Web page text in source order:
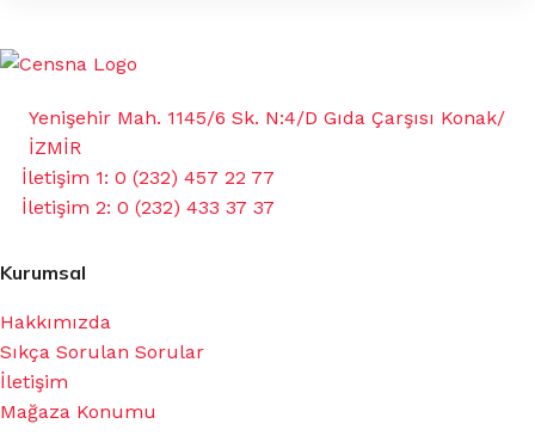
Yenişehir Mah. 1145/6 Sk. N:4/D Gıda Çarşısı Konak/
İZMİR
İletişim 1: 0 (232) 457 22 77
İletişim 2: 0 (232) 433 37 37
Kurumsal
Hakkımızda
Sıkça Sorulan Sorular
İletişim
Mağaza Konumu